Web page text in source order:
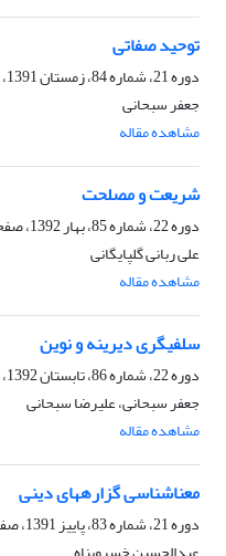
توحید صفاتی
دوره 21، شماره 84، زمستان 1391، صفحه
جعفر سبحانی
مشاهده مقاله
شریعت و مصلحت
دوره 22، شماره 85، بهار 1392، صفحه
علی ربانی گلپایگانی
مشاهده مقاله
سلفى‏گرى دیرینه و نوین
دوره 22، شماره 86، تابستان 1392، صفحه
جعفر سبحانی، علیرضا سبحانی
مشاهده مقاله
معناشناسی گزاره‏های دینی
دوره 21، شماره 83، پاییز 1391، صفحه